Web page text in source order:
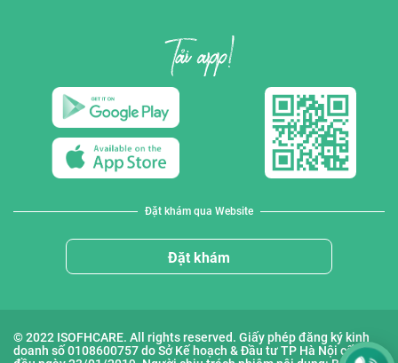
Đặt khám qua Website
Đặt khám
© 2022 ISOFHCARE. All rights reserved. Giấy phép đăng ký kinh
doanh số 0108600757 do Sở Kế hoạch & Đầu tư TP Hà Nội cấp lần